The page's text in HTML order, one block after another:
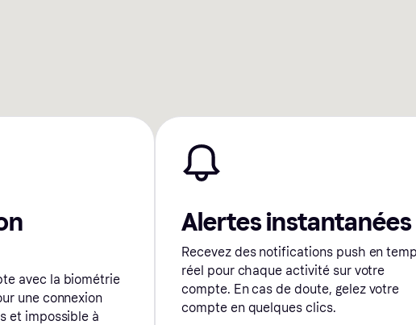
avec la biométrie
une connexion
et impossible à
Alertes instantanées
Recevez des notifications push en
réel pour chaque activité sur votre
compte. En cas de doute, gelez votre
compte en quelques clics.